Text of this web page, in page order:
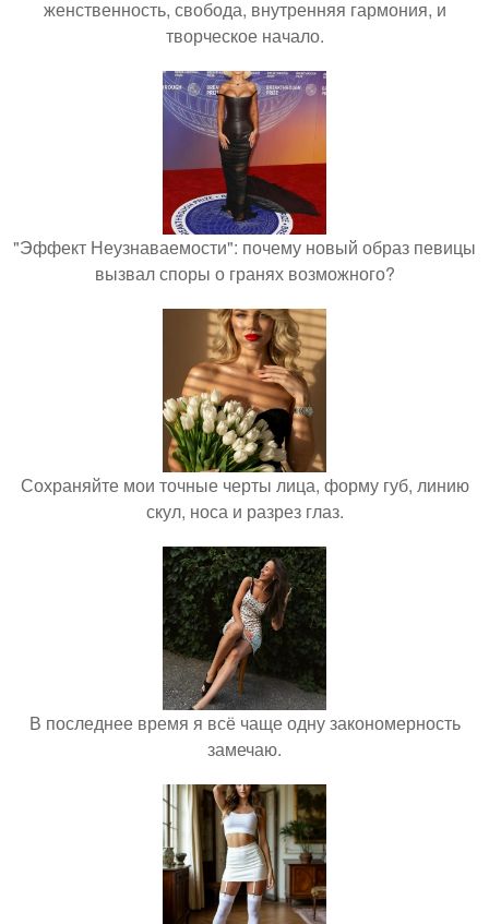
женственность, свобода, внутренняя гармония, и
творческое начало.
"Эффект Неузнаваемости": почему новый образ певицы
вызвал споры о гранях возможного?
Сохраняйте мои точные черты лица, форму губ, линию
скул, носа и разрез глаз.
В последнее время я всё чаще одну закономерность
замечаю.